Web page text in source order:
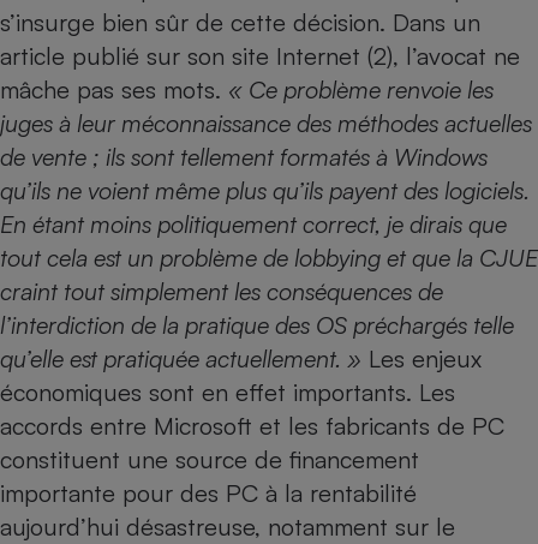
s’insurge bien sûr de cette décision. Dans un
article publié sur son site Internet (2), l’avocat ne
mâche pas ses mots. « Ce problème renvoie les
juges à leur méconnaissance des méthodes actuelles
de vente ; ils sont tellement formatés à Windows
qu’ils ne voient même plus qu’ils payent des logiciels.
En étant moins politiquement correct, je dirais que
tout cela est un problème de lobbying et que la CJUE
craint tout simplement les conséquences de
l’interdiction de la pratique des OS préchargés telle
qu’elle est pratiquée actuellement. » Les enjeux
économiques sont en effet importants. Les
accords entre Microsoft et les fabricants de PC
constituent une source de financement
importante pour des PC à la rentabilité
aujourd’hui désastreuse, notamment sur le